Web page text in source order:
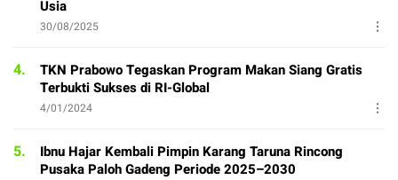
Usia
30/08/2025
4.
TKN Prabowo Tegaskan Program Makan Siang Gratis
Terbukti Sukses di RI-Global
4/01/2024
5.
Ibnu Hajar Kembali Pimpin Karang Taruna Rincong
Pusaka Paloh Gadeng Periode 2025–2030